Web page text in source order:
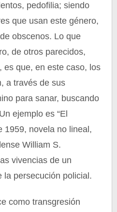
pedofilia; siendo
que usan este género,
obscenos. Lo que
de otros parecidos,
es que, en este caso, los
a través de sus
para sanar, buscando
ejemplo es “El
1959, novela no lineal,
William S.
vivencias de un
la persecución policial.
como transgresión